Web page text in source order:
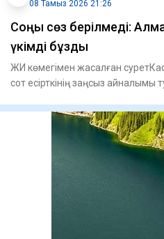
08 Тамыз 2026 21:26
​Соңғы сөз берілмеді:
үкімді бұзды
ЖИ көмегімен жасалған
сот есірткінің заңсыз айналымы